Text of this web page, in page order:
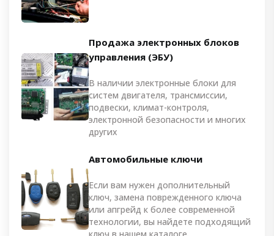
Продажа электронных блоков
управления (ЭБУ)
В наличии электронные блоки для
систем двигателя, трансмиссии,
подвески, климат-контроля,
электронной безопасности и многих
других
Автомобильные ключи
Если вам нужен дополнительный
ключ, замена поврежденного ключа
или апгрейд к более современной
технологии, вы найдете подходящий